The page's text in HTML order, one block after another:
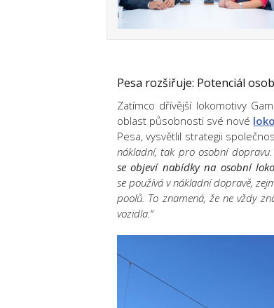
Pesa rozšiřuje: Potenciál
Zatímco dřívější lokomotivy
oblast působnosti své nové
Pesa, vysvětlil strategii
nákladní, tak pro osobní
se objeví nabídky na osobní
se používá v nákladní dopravě,
poolů. To znamená, že ne vždy
vozidla.“